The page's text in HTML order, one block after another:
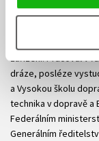
Josef Schrötter
Vyučil se
zařízení. Pracoval v
dráze, posléze
a Vysokou školu
technika v dopravě a
Federálním
Generálním